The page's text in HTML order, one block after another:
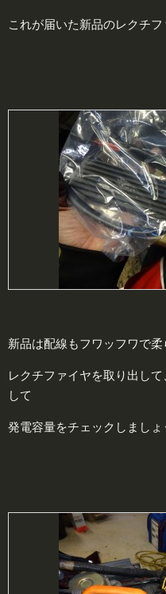
これが届いた新品のレクチフ
新品は配線もフワッフワで柔
レクチファイヤを取り出し
して
発電容量をチェックしましょ